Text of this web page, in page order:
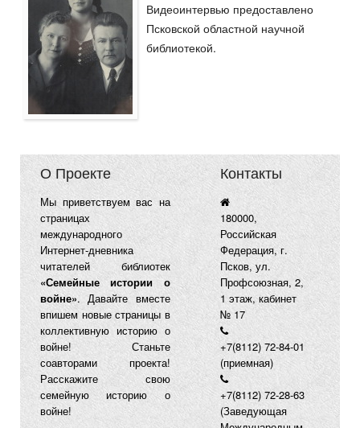
Видеоинтервью предоставлено
Псковской областной научной
библиотекой.
О Проекте
Мы приветствуем вас на
страницах
международного
Интернет-дневника
читателей библиотек
«Семейные истории о
войне». Давайте вместе
впишем новые страницы в
коллективную историю о
войне! Станьте
соавторами проекта!
Расскажите свою
семейную историю о
войне!
Контакты
180000,
Российская
Федерация, г.
Псков, ул.
Профсоюзная, 2,
1 этаж, кабинет
№ 17
+7(8112) 72-84-01
(приемная)
+7(8112) 72-28-63
(Заведующая